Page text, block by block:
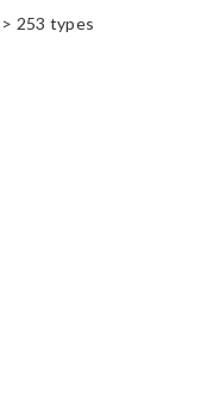
> 253 types